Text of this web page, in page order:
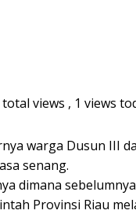
views , 1 views
warga Dusun III
senang.
dimana
Provinsi Riau